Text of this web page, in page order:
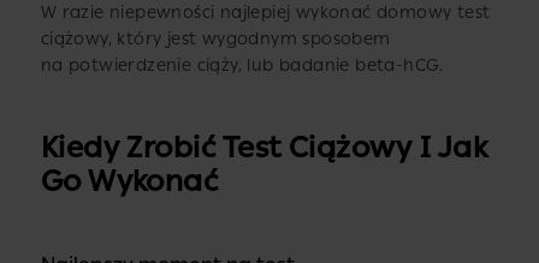
W razie niepewności najlepiej wykonać domowy test
ciążowy, który jest wygodnym sposobem
na potwierdzenie ciąży, lub badanie beta-hCG.
Kiedy Zrobić Test Ciążowy I Jak
Go Wykonać